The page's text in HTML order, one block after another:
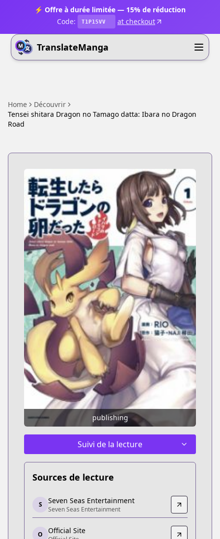
⚡ Offre à durée limitée — 15% de réduction
Code:
T1P15VV at checkout
TranslateManga
Home
Découvrir
Tensei shitara Dragon no Tamago datta: Ibara no Dragon
Road
publishing
Suivi de la lecture
Sources de lecture
Seven Seas Entertainment
Seven Seas Entertainment
https://sevenseasentertainment.com/series/
Official Site
S Seven Seas Entertainment
Seven Seas Entertainment
O Official Site